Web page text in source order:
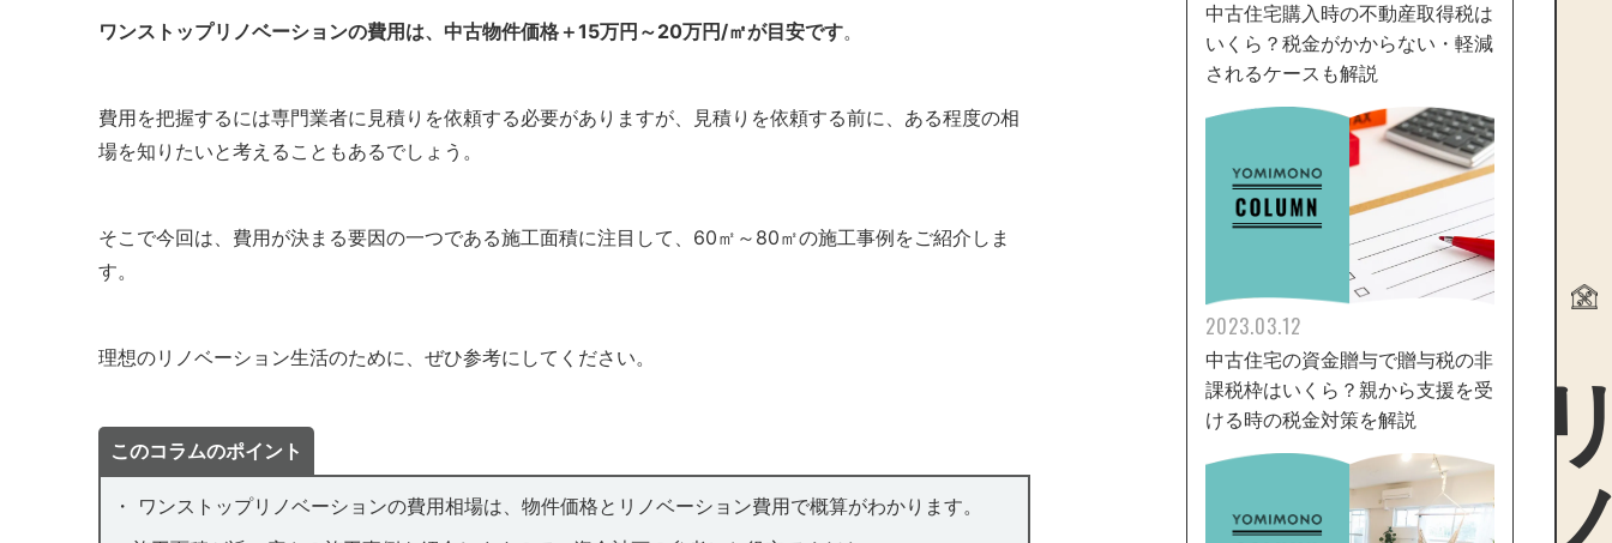
ワンストップリノベーションの費用は、中古物件価格＋15万円～20万円/㎡が目安です。
費用を把握するには専門業者に見積りを依頼する必要がありますが、 見積りを依頼する前に、ある程度の相
場を知りたいと考えることもあるでしょう。
そこで今回は、費用が決まる要因の一つである施工面積に注目して、60㎡～80㎡の施工事例をご紹介しま
す。
理想のリノベーション生活のために、ぜひ参考にしてください。
このコラムのポイント
・ ワンストップリノベーションの費用相場は、物件価格とリノベーション費用で概算がわかります。
中古住宅購入時の不動産取得税は
いくら？税金がかからない・軽減
されるケースも解説
2023.03.12
中古住宅の資金贈与で贈与税の非
課税枠はいくら？親から支援を受
ける時の税金対策を解説 リ